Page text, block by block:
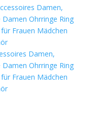
Damen,
Ohrringe Ring
Frauen Mädchen